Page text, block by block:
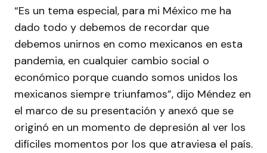
“Es un tema especial, para mi México me ha
dado todo y debemos de recordar que
debemos unirnos en como mexicanos en esta
pandemia, en cualquier cambio social o
económico porque cuando somos unidos los
mexicanos siempre triunfamos”, dijo Méndez en
el marco de su presentación y anexó que se
originó en un momento de depresión al ver los
difíciles momentos por los que atraviesa el país.